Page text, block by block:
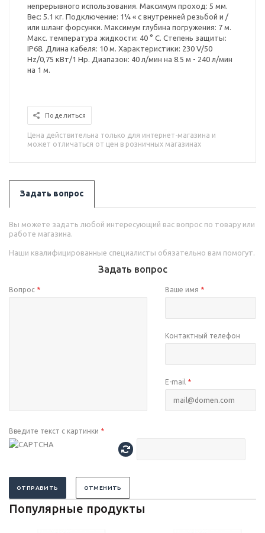
непрерывного использования. Максимум проход: 5 мм.
Вес: 5.1 кг. Подключение: 1¼ « с внутренней резьбой и /
или шланг форсунки. Максимум глубина погружения: 7 м.
Макс. температура жидкости: 40 ° С. Степень защиты:
IP68. Длина кабеля: 10 м. Характеристики: 230 V/50
Hz/0,75 кВт/1 Hp. Диапазон: 40 л/мин на 8.5 м - 240 л/мин
на 1 м.
Поделиться
Цена действительна только для интернет-магазина и
может отличаться от цен в розничных магазинах
Задать вопрос
Вы можете задать любой интересующий вас вопрос по товару или
работе магазина.
Наши квалифицированные специалисты обязательно вам помогут.
Задать вопрос
Вопрос * Ваше имя *
Контактный телефон
E-mail *
Введите текст с картинки *
ОТПРАВИТЬ ОТМЕНИТЬ
Популярные продукты